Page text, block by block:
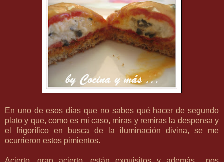
En uno de esos días que no sabes qué hacer de segundo
plato y que, como es mi caso, miras y remiras la despensa y
el frigorífico en busca de la iluminación divina, se me
ocurrieron estos pimientos.
Acierto, gran acierto, están exquisitos y además nos